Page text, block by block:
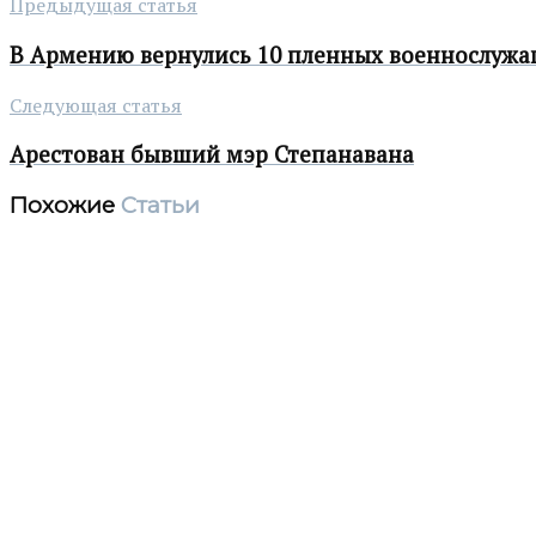
В Армению вернулись 10 пленных
Следующая статья
Арестован бывший мэр Степанавана
Похожие Статьи